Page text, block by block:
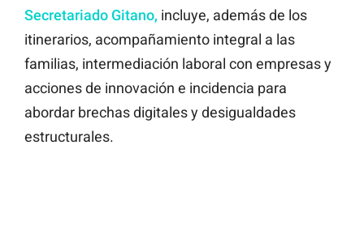
Secretariado Gitano, incluye, además de los
itinerarios, acompañamiento integral a las
familias, intermediación laboral con empresas y
acciones de innovación e incidencia para
abordar brechas digitales y desigualdades
estructurales.